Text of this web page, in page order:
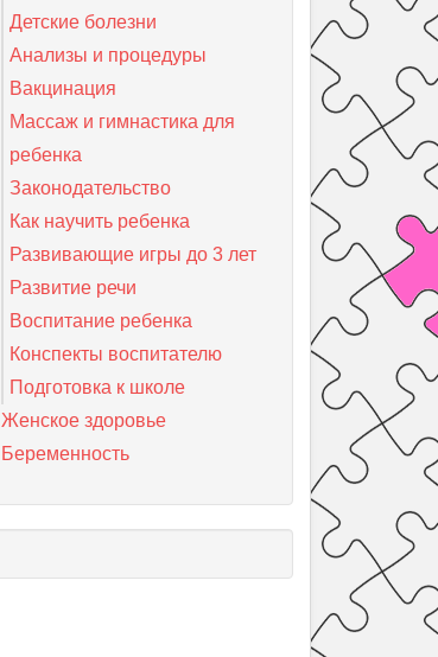
Детские болезни
Анализы и процедуры
Вакцинация
Массаж и гимнастика для
ребенка
Законодательство
Как научить ребенка
Развивающие игры до 3 лет
Развитие речи
Воспитание ребенка
Конспекты воспитателю
Подготовка к школе
Женское здоровье
Беременность